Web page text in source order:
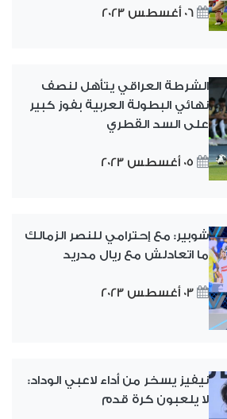
06 أغسطس 2023
الشرطة العراقي يتأهل لنصف
نهائي البطولة العربية بفوز كبير
على السد القطري
05 أغسطس 2023
شوبير: مع إحترامي للنصر الزمالك
ما اتعادلش مع ريال مدريد
03 أغسطس 2023
نيفيز يسخر من أداء لاعبي الوداد:
لا يلعبون كرة قدم